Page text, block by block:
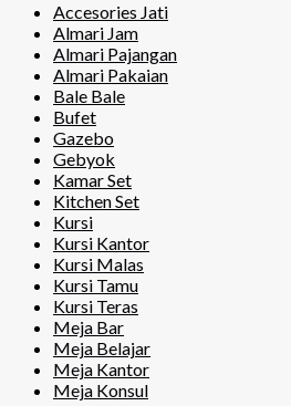
Accesories Jati
Almari Jam
Almari Pajangan
Almari Pakaian
Bale Bale
Bufet
Gazebo
Gebyok
Kamar Set
Kitchen Set
Kursi
Kursi Kantor
Kursi Malas
Kursi Tamu
Kursi Teras
Meja Bar
Meja Belajar
Meja Kantor
Meja Konsul